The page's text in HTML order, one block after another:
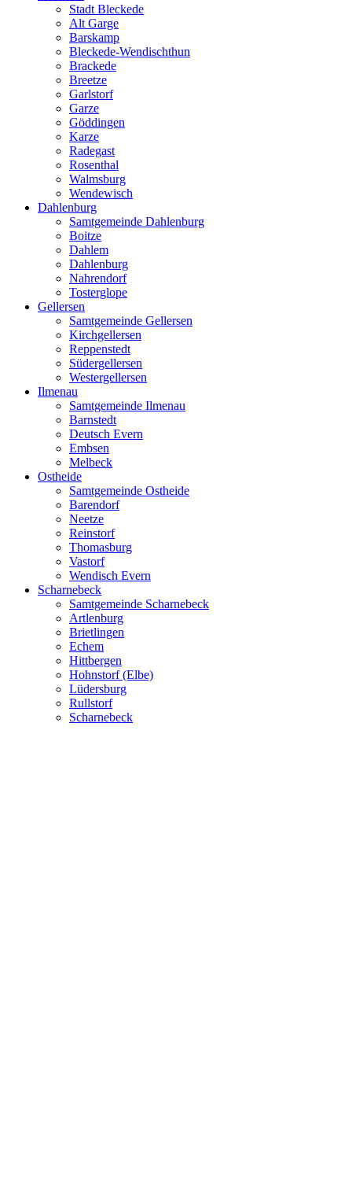
Stadt Bleckede
Alt Garge
Barskamp
Bleckede-Wendischthun
Brackede
Breetze
Garlstorf
Garze
Göddingen
Karze
Radegast
Rosenthal
Walmsburg
Wendewisch
Dahlenburg
Samtgemeinde Dahlenburg
Boitze
Dahlem
Dahlenburg
Nahrendorf
Tosterglope
Gellersen
Samtgemeinde Gellersen
Kirchgellersen
Reppenstedt
Südergellersen
Westergellersen
Ilmenau
Samtgemeinde Ilmenau
Barnstedt
Deutsch Evern
Embsen
Melbeck
Ostheide
Samtgemeinde Ostheide
Barendorf
Neetze
Reinstorf
Thomasburg
Vastorf
Wendisch Evern
Scharnebeck
Samtgemeinde Scharnebeck
Artlenburg
Brietlingen
Echem
Hittbergen
Hohnstorf (Elbe)
Lüdersburg
Rullstorf
Scharnebeck